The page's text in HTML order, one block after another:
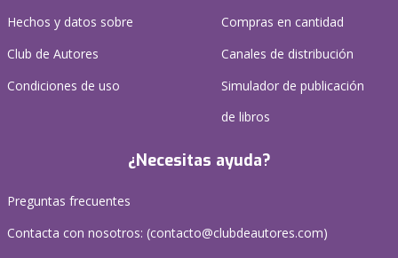
Hechos y datos sobre
Club de Autores
Condiciones de uso
Compras en cantidad
Canales de distribución
Simulador de publicación
de libros
¿Necesitas ayuda?
Preguntas frecuentes
Contacta con nosotros: (contacto@clubdeautores.com)